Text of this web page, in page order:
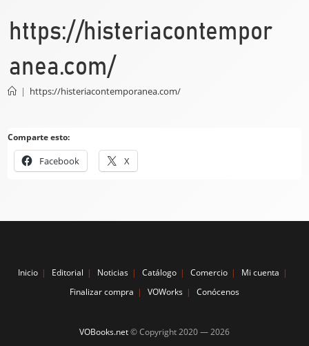
https://histeriacontempor
anea.com/
| https://histeriacontemporanea.com/
Comparte esto:
Facebook X
Inicio Editorial Noticias Catálogo Comercio
Mi cuenta
Finalizar compra
VOWorks Conócenos
VOBooks.net© Copyright 2020 —2026